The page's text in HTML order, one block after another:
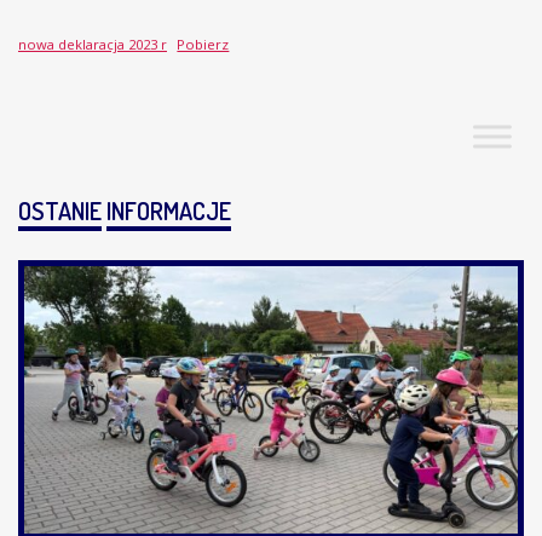
nowa deklaracja 2023 r Pobierz
OSTANIEINFORMACJE